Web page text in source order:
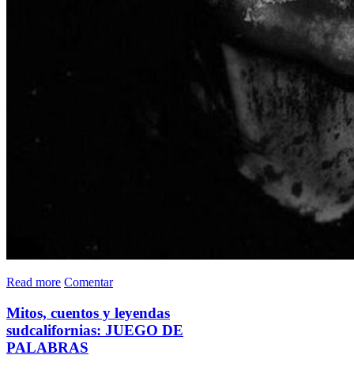
Read more Comentar
Mitos, cuentos y leyendas
sudcalifornias: JUEGO DE
PALABRAS